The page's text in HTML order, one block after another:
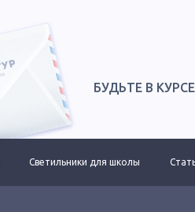
БУДЬТЕ В
Светильники для школы